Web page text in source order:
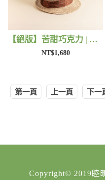
【絕版】苦甜巧克力 | 藺子X好煩小姐
NT$1,680
第一頁 上一頁 下一
Copyright© 2019睦